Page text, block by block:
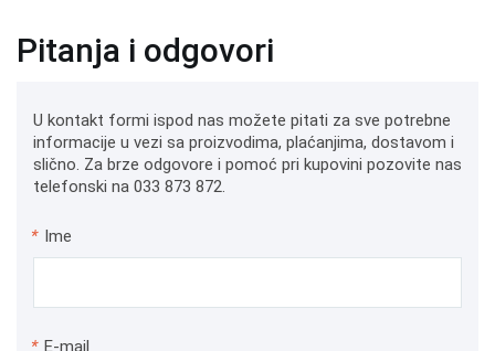
Pitanja i odgovori
U kontakt formi ispod nas možete pitati za sve potrebne
informacije u vezi sa proizvodima, plaćanjima, dostavom i
slično. Za brze odgovore i pomoć pri kupovini pozovite nas
telefonski na 033 873 872.
* Ime
* E-mail